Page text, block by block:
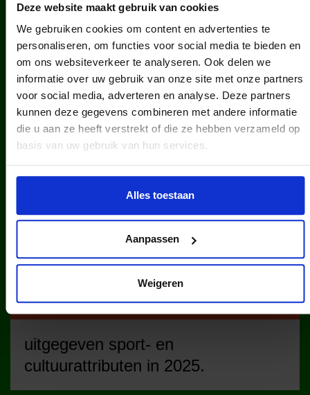
Deze website maakt gebruik van cookies
We gebruiken cookies om content en advertenties te
personaliseren, om functies voor social media te bieden en
om ons websiteverkeer te analyseren. Ook delen we
informatie over uw gebruik van onze site met onze partners
voor social media, adverteren en analyse. Deze partners
kunnen deze gegevens combineren met andere informatie
die u aan ze heeft verstrekt of die ze hebben verzameld op
basis van uw gebruik van hun services.
Alles toestaan
Aanpassen
Weigeren
kinderen en jongeren werden in
2025 via ons lid van een sportclub.
kinderen en jongeren werden in
2025 via ons lid van een
cultuurclub.
uitgegeven sport- en
cultuurattributen in 2025.